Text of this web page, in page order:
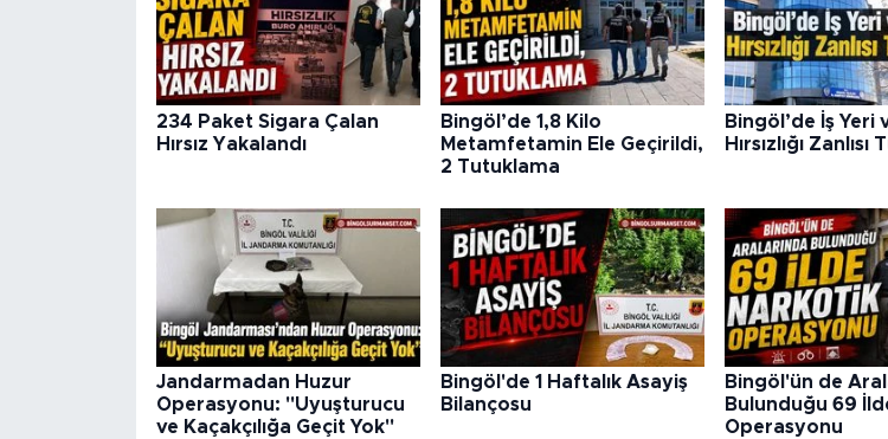
234 Paket Sigara Çalan
Hırsız Yakalandı
Bingöl’de 1,8 Kilo
Metamfetamin Ele Geçirildi,
2 Tutuklama
Bingöl’de İş Yeri
Hırsızlığı
Jandarmadan Huzur
Operasyonu: "Uyuşturucu
ve Kaçakçılığa Geçit Yok"
Bingöl'de 1 Haftalık Asayiş
Bilançosu
Bingöl'ün de
Bulunduğu 69
Operasyonu